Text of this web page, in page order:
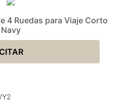
4 Ruedas para Viaje Corto
Navy